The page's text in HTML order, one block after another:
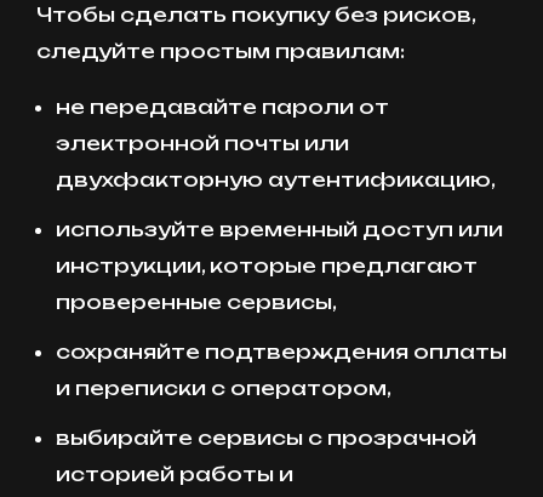
Чтобы сделать покупку без рисков,
следуйте простым правилам:
не передавайте пароли от
электронной почты или
двухфакторную аутентификацию,
используйте временный доступ или
инструкции, которые предлагают
проверенные сервисы,
сохраняйте подтверждения оплаты
и переписки с оператором,
выбирайте сервисы с прозрачной
историей работы и